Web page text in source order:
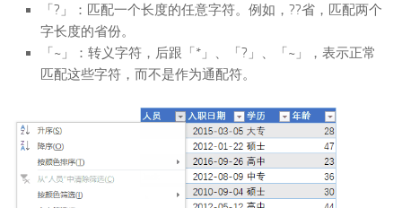
「?」：匹配一个长度的任意字符。例如，??省，匹配两个
字长度的省份。
「~」：转义字符，后跟「*」、「?」、「~」，表示正常
匹配这些字符，而不是作为通配符。